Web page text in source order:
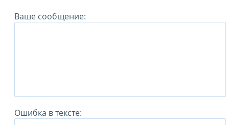
Ваше сообщение:
Ошибка в тексте: